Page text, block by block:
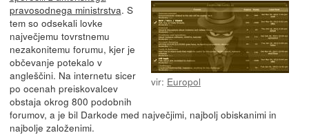
vir: Europol
pravosodnega ministrstva. S
tem so odsekali lovke
največjemu tovrstnemu
nezakonitemu forumu, kjer je
občevanje potekalo v
angleščini. Na internetu sicer
po ocenah preiskovalcev
obstaja okrog 800 podobnih
forumov, a je bil Darkode med največjimi, najbolj obiskanimi in
najbolje založenimi.